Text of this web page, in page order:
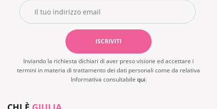
Inviando la richiesta dichiari di aver preso visione ed accettare i
termini in materia di trattamento dei dati personali come da relativa
Informativa consultabile qui.